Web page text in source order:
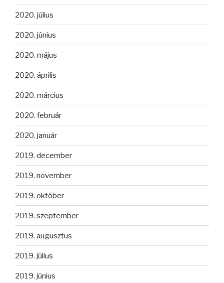
2020. július
2020. június
2020. május
2020. április
2020. március
2020. február
2020. január
2019. december
2019. november
2019. október
2019. szeptember
2019. augusztus
2019. július
2019. június